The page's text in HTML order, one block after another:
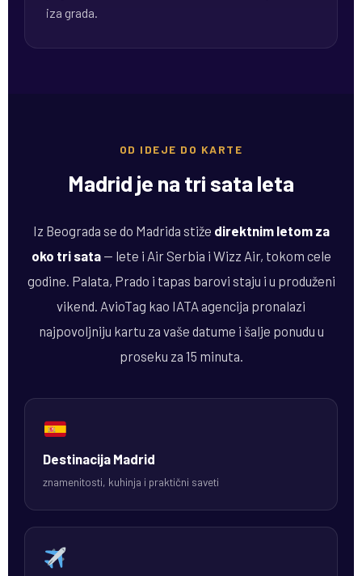
iza grada.
OD IDEJE DO KARTE
Madrid je na tri sata leta
Iz Beograda se do Madrida stiže direktnim letom za
oko tri sata— lete i Air Serbia i Wizz Air, tokom cele
godine. Palata, Prado i tapas barovi staju i u produženi
vikend. AvioTag kao IATA agencija pronalazi
najpovoljniju kartu za vaše datume i šalje ponudu u
proseku za 15 minuta.
Destinacija Madrid
znamenitosti, kuhinja i praktični saveti